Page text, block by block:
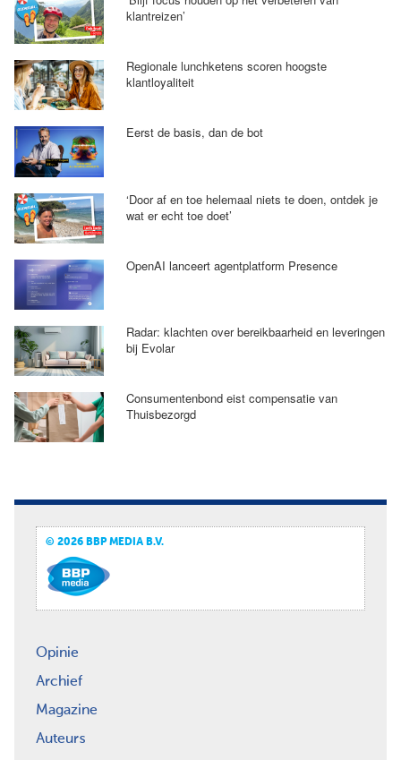
klantreizen’
Regionale lunchketens scoren hoogste
klantloyaliteit
Eerst de basis, dan de bot
‘Door af en toe helemaal niets te doen, ontdek je
wat er echt toe doet’
OpenAI lanceert agentplatform Presence
Radar: klachten over bereikbaarheid en leveringen
bij Evolar
Consumentenbond eist compensatie van
Thuisbezorgd
© 2026 BBP MEDIA B.V.
Opinie
Archief
Magazine
Auteurs